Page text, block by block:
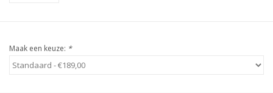
Maak een keuze: *